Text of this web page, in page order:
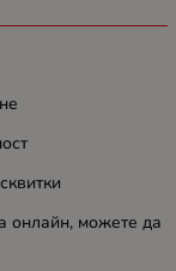
онлайн, можете да